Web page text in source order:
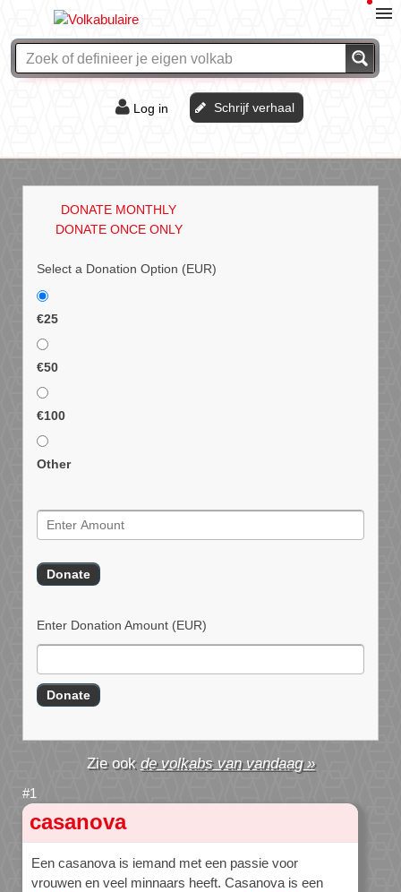
Log in Schrijf verhaal
DONATE MONTHLY
DONATE ONCE ONLY
Select a Donation Option (EUR)
€25
€50
€100
Other
Enter Donation Amount (EUR)
de volkabs van vandaag »
casanova
Een casanova is iemand met een passie voor
vrouwen en veel minnaars heeft. Casanova is een